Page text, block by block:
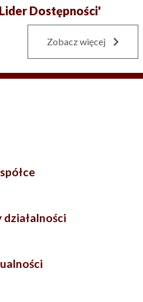
Dostępności'
Zobacz więcej
działalności